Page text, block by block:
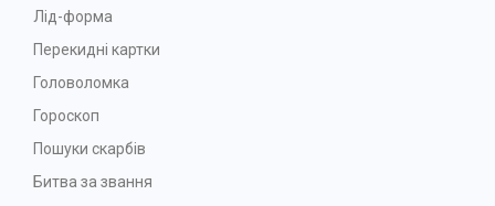
Лід-форма
Перекидні картки
Головоломка
Гороскоп
Пошуки скарбів
Битва за звання